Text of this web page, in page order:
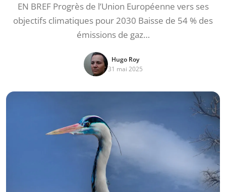
EN BREF Progrès de l’Union Européenne vers ses
objectifs climatiques pour 2030 Baisse de 54 % des
émissions de gaz…
Hugo Roy
31 mai 2025